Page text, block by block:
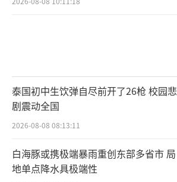
泰国初中生饮弹自尽前开了26枪 校园悲
剧震动全国
2026-08-08 08:13:11
白海豚或携极端暴雨重创东部多省市 局
地单点降水具极端性